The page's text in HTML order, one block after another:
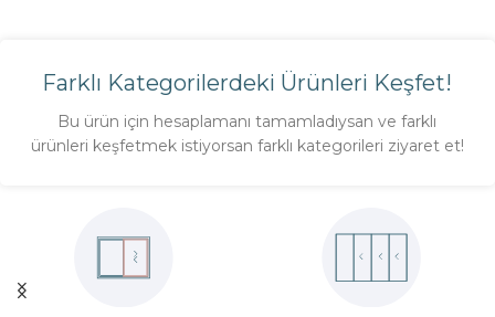
Farklı Kategorilerdeki Ürünleri Keşfet!
Bu ürün için hesaplamanı tamamladıysan ve farklı
ürünleri keşfetmek istiyorsan farklı kategorileri ziyaret et!